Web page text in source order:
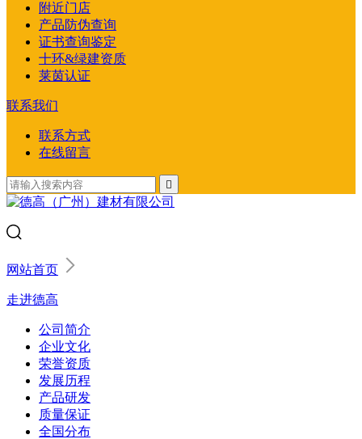
附近门店
产品防伪查询
证书查询鉴定
十环&绿建资质
莱茵认证
联系我们
联系方式
在线留言

网站首页
走进德高
公司简介
企业文化
荣誉资质
发展历程
产品研发
质量保证
全国分布